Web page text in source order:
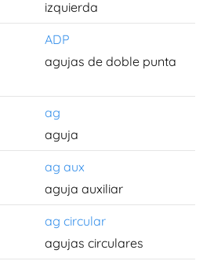
izquierda
ADP
agujas de doble punta
ag
aguja
ag aux
aguja auxiliar
ag circular
agujas circulares